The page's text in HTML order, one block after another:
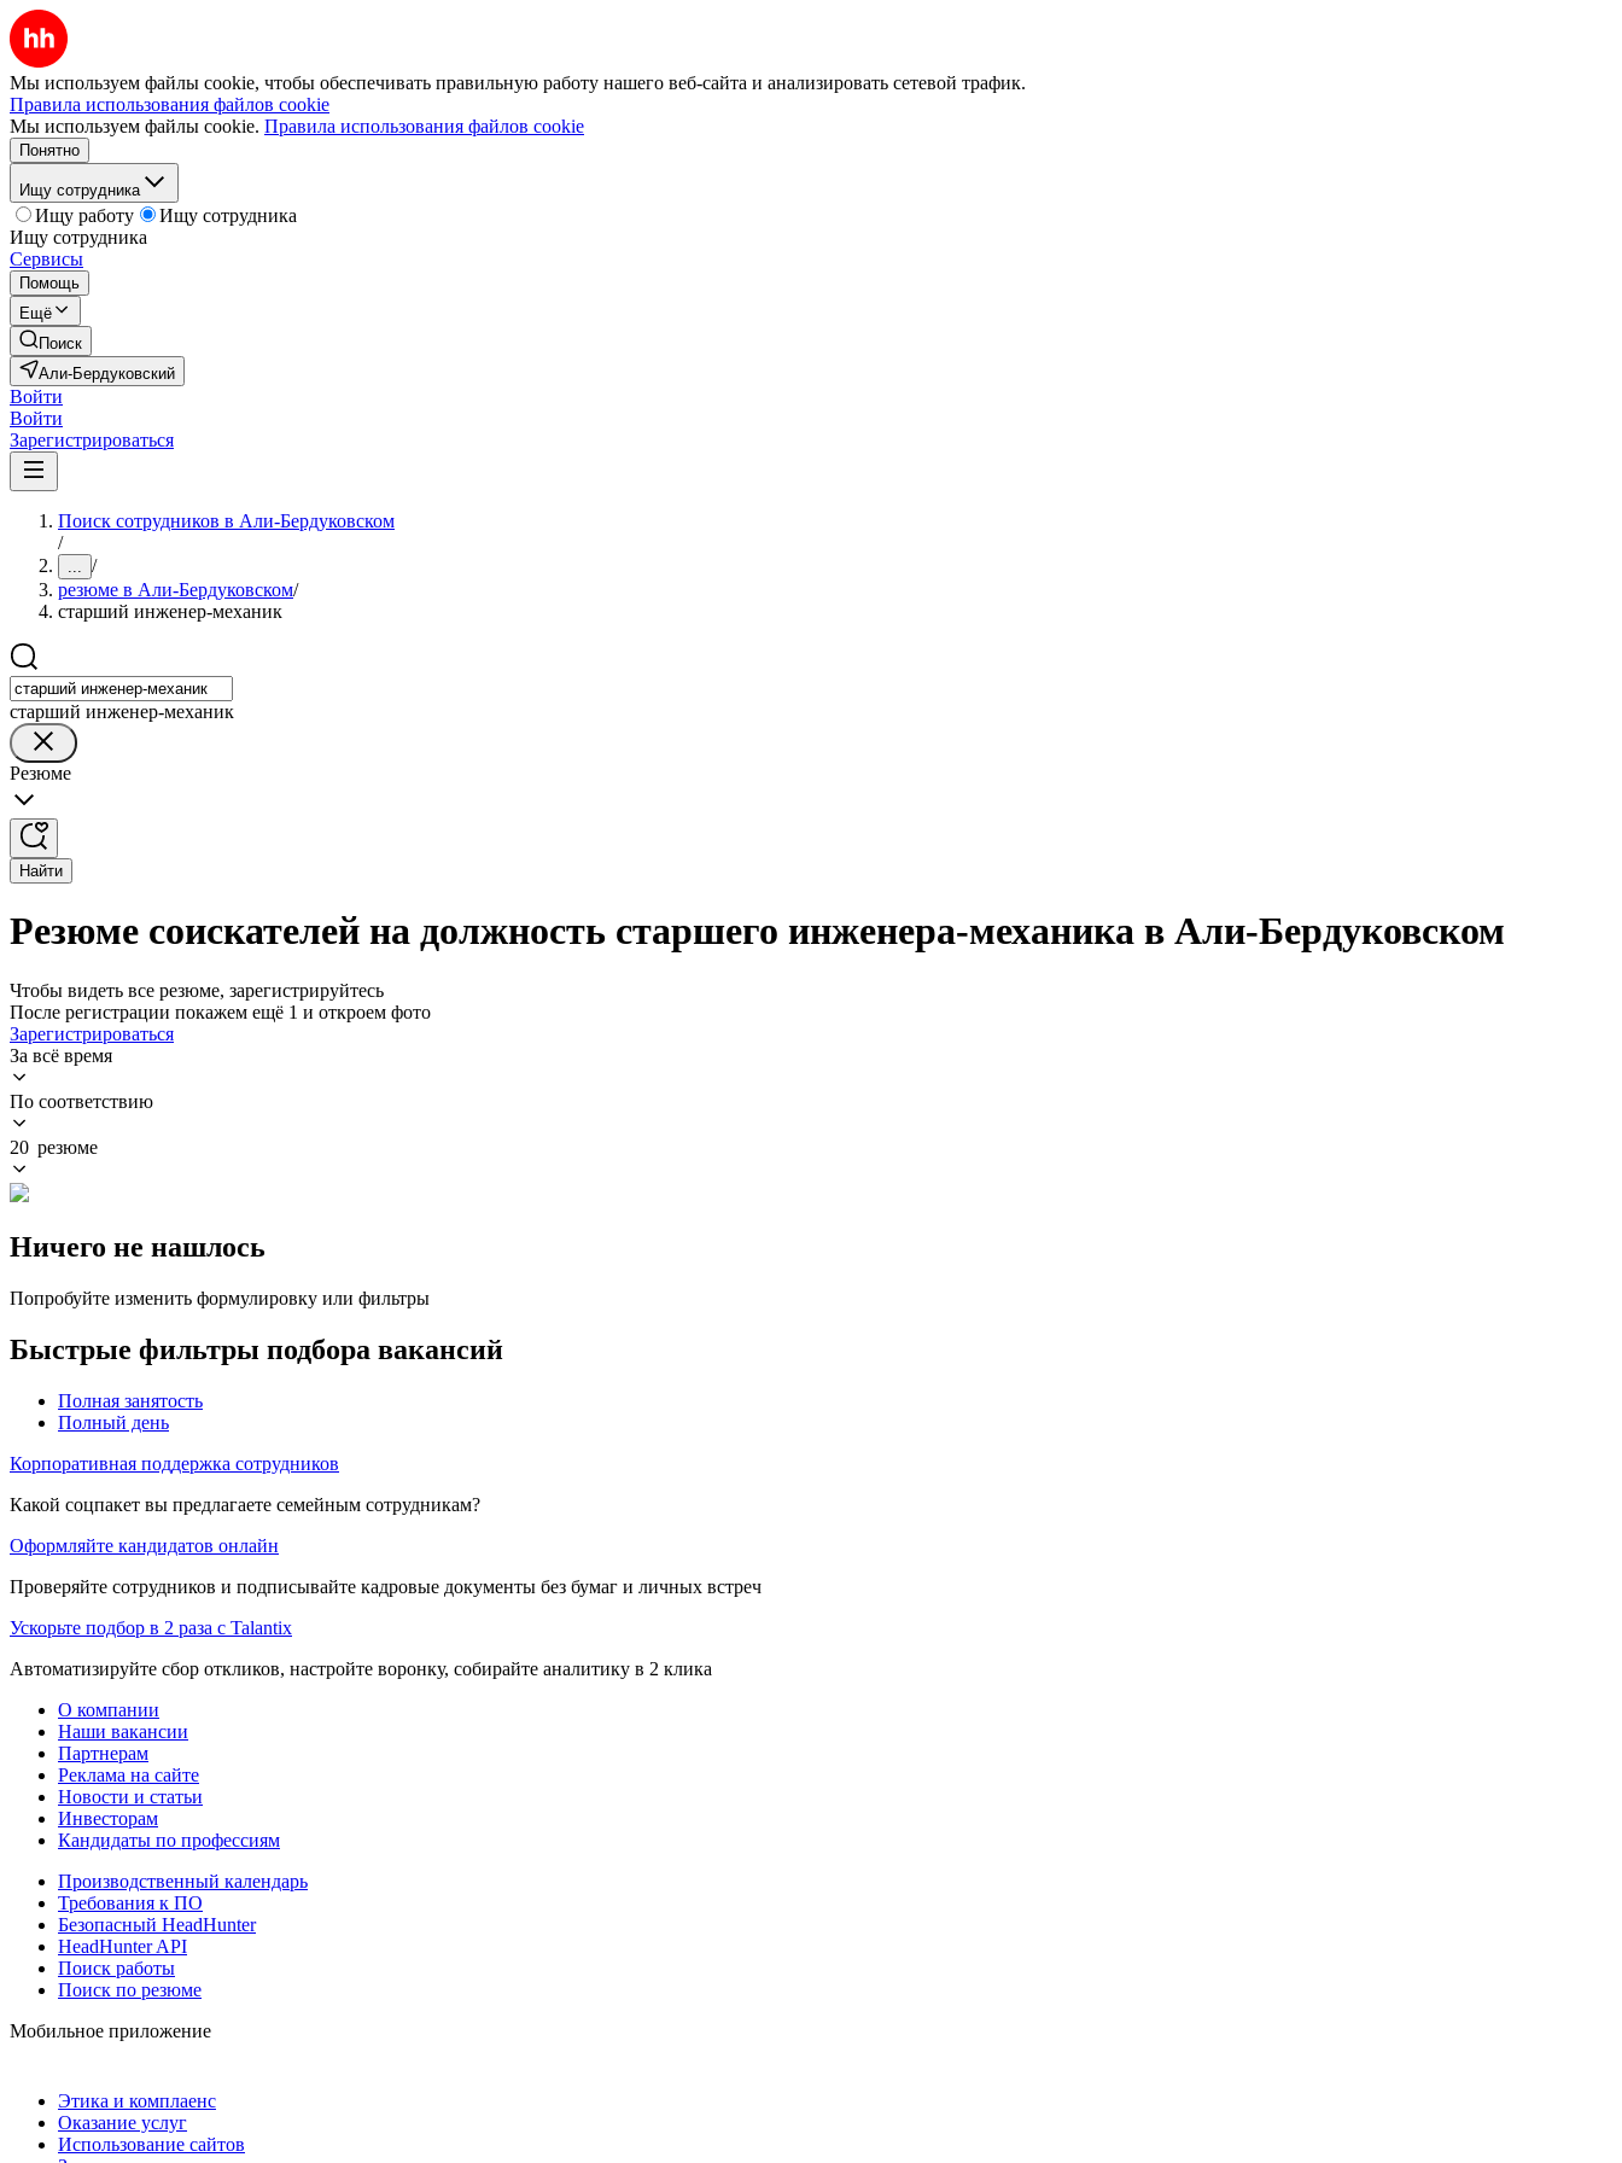
Мы используем файлы cookie, чтобы обеспечивать правильную работу нашего веб-сайта и анализировать сетевой трафик.
Правила использования файлов cookie
Мы используем файлы cookie. Правила использования файлов cookie
Понятно
Ищу сотрудника
Ищу работу
Ищу сотрудника
Ищу сотрудника
Сервисы
Помощь
Ещё
Поиск
Али-Бердуковский
Войти
Войти
Зарегистрироваться
Поиск сотрудников в Али-Бердуковском
/
... /
резюме в Али-Бердуковском/
старший инженер-механик
старший инженер-механик
Резюме
Найти
Резюме соискателей на должность старшего инженера-механика в Али-Бердуковском
Чтобы видеть все резюме, зарегистрируйтесь
После регистрации покажем ещё 1 и откроем фото
Зарегистрироваться
За всё время
По соответствию
20 резюме
Ничего не нашлось
Попробуйте изменить формулировку или фильтры
Быстрые фильтры подбора вакансий
Полная занятость
Полный день
Корпоративная поддержка сотрудников
Какой соцпакет вы предлагаете семейным сотрудникам?
Оформляйте кандидатов онлайн
Проверяйте сотрудников и подписывайте кадровые документы без бумаг и личных встреч
Ускорьте подбор в 2 раза с Talantix
Автоматизируйте сбор откликов, настройте воронку, собирайте аналитику в 2 клика
О компании
Наши вакансии
Партнерам
Реклама на сайте
Новости и статьи
Инвесторам
Кандидаты по профессиям
Производственный календарь
Требования к ПО
Безопасный HeadHunter
HeadHunter API
Поиск работы
Поиск по резюме
Мобильное приложение
Этика и комплаенс
Оказание услуг
Использование сайтов